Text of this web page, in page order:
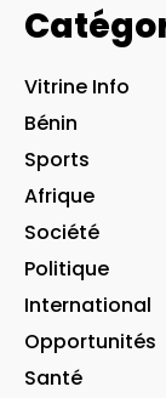
Vitrine Info
Bénin
Sports
Afrique
Société
Politique
International
Opportunités
Santé